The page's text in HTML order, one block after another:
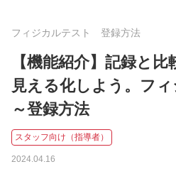
全国大会
コラム
ニュース
タグから探す
コンディション
フィジカルテスト 登録方法
【機能紹介】記録と
見える化しよう。フ
～登録方法
スタッフ向け（指導者）
2024.04.16